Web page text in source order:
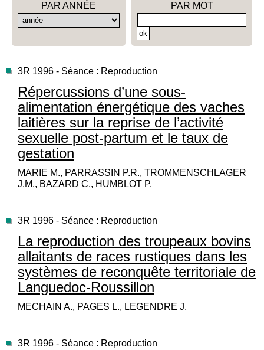
PAR ANNÉE PAR MOT
3R 1996 - Séance : Reproduction
Répercussions d’une sous-
alimentation énergétique des vaches
laitières sur la reprise de l’activité
sexuelle post-partum et le taux de
gestation
MARIE M., PARRASSIN P.R., TROMMENSCHLAGER
J.M., BAZARD C., HUMBLOT P.
3R 1996 - Séance : Reproduction
La reproduction des troupeaux bovins
allaitants de races rustiques dans les
systèmes de reconquête territoriale de
Languedoc-Roussillon
MECHAIN A., PAGES L., LEGENDRE J.
3R 1996 - Séance : Reproduction